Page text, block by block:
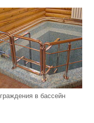
в бассейн